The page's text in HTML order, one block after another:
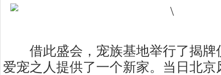
借此盛会，宠族基地举行了揭牌
爱宠之人提供了一个新家。当日北